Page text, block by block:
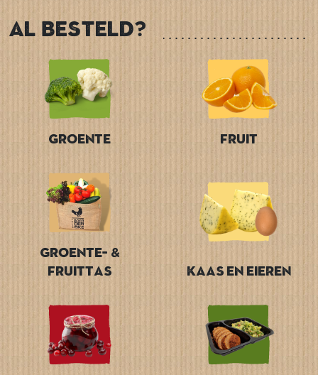
Al besteld?
Groente Fruit
Groente- &
Fruittas
Kaas en Eieren